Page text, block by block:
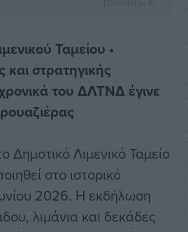
Ταμείου •
στρατηγικής
του ΔΛΤΝΔ έγινε
Λιμενικό Ταμείο
στο ιστορικό
2026. Η εκδήλωση
λιμάνια και δεκάδες